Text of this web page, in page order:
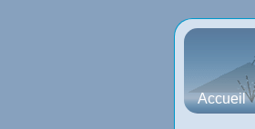
Accueil